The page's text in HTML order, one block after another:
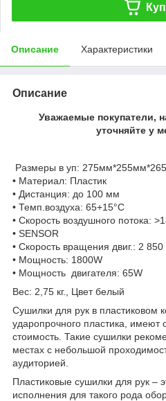
Описание Характеристики
Описание
Уважаемые покупатели,
уточняйте у
Размеры в уп:
• Материал: Пластик
• Дистанция: до 100 мм
• Темп.воздуха: 65+15°C
• Скорость воздушного потока:
• SENSOR
• Скорость вращения двиг.: 2
• Мощность: 1800W
• Мощность двигателя: 65W
Вес: 2,75 кг., Цвет белый
Сушилки для рук в пластиковом
ударопрочного пластика, имеют
стоимость. Такие сушилки
местах с небольшой
аудиторией.
Пластиковые сушилки для рук –
исполнения для такого рода